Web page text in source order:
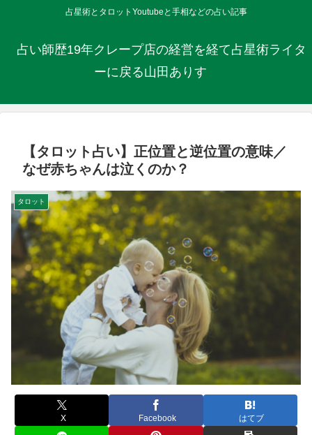
占星術とタロットYoutubeと手相などの占い記事
占い師歴19年クレープ店の経営を経て占星術ライタ
ーに戻る山田ありす
【タロット占い】正位置と逆位置の意味／
なぜ赤ちゃんは泣くのか？
タロット
X Facebook はてブ